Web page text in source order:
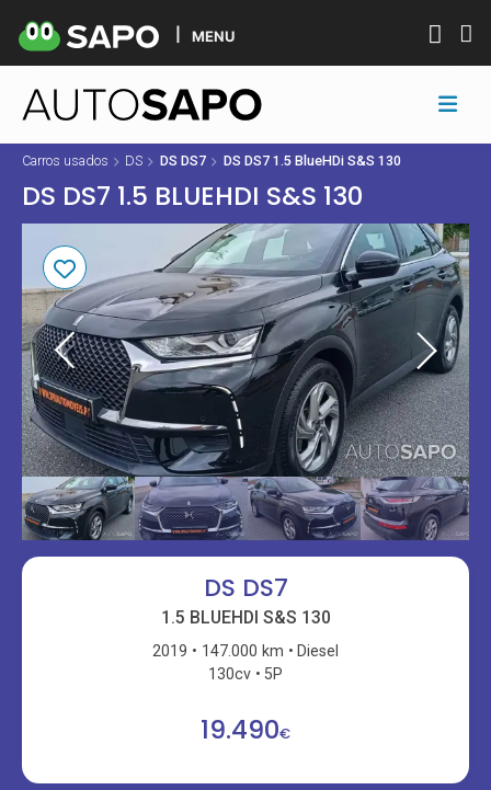
MENU
Carros usados DS DS DS7 DS DS7 1.5 BlueHDi S&S 130
DS DS7 1.5 BLUEHDI S&S 130
DS DS7
1.5 BLUEHDI S&S 130
2019 147.000 km
Diesel
130cv
5P
19.490€